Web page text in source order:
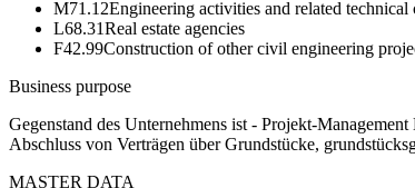
M71.12Engineering activities and related technical
L68.31Real estate agencies
F42.99Construction of other civil engineering
Business purpose
Gegenstand des Unternehmens ist - Projekt-
Abschluss von Verträgen über Grundstücke,
MASTER DATA